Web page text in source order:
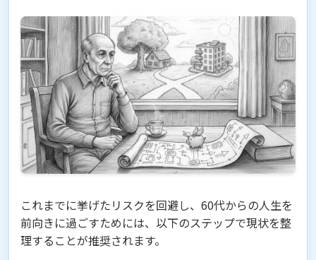
これまでに挙げたリスクを回避し、60代からの人生を
前向きに過ごすためには、以下のステップで現状を整
理することが推奨されます。